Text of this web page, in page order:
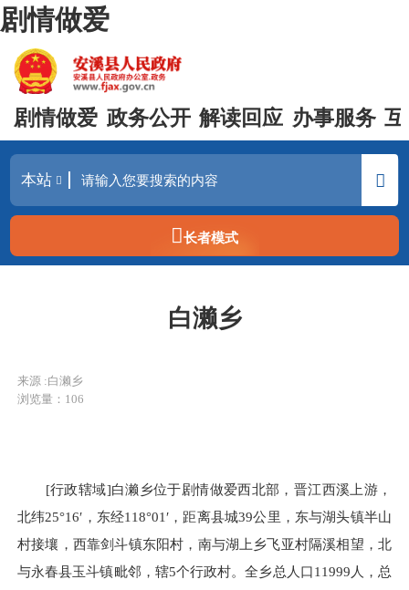
剧情做爱
剧情做爱 政务公开 解读回应 办事服务
长者模式
白濑乡
来源 :白濑乡
浏览量： 106
[行政辖域]白濑乡位于剧情做爱西北部，晋江西溪上游，
北纬25°16′，东经118°01′，距离县城39公里，东与湖头镇半山
村接壤，西靠剑斗镇东阳村，南与湖上乡飞亚村隔溪相望，北
与永春县玉斗镇毗邻，辖5个行政村。全乡总人口11999人，总